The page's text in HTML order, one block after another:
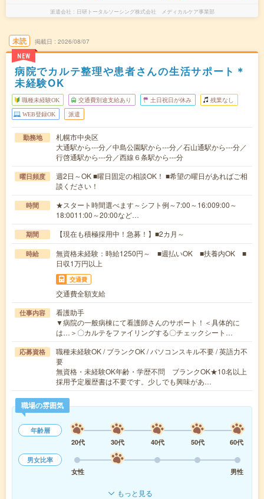
派遣会社 日研トータルソーシング株式会社 メディカルケア事業部
未読
NEW
掲載日 2026/08/07
病院でカルテ整理や患者さんの生活サポート＊
未経験OK
職種未経験OK 交通費別途支給あり 土日祝日が休み 残業なし
WEB登録OK 派遣
勤務地
札幌市中央区
大通駅から---分／中島公園駅から---分／石山通駅から---分／
行啓通駅から---分／西線６条駅から---分
曜日頻度
週2日～OK ■曜日固定の相談OK！ ■希望の曜日があればご相
談ください！
時間
★スタート時間選べます～シフト例～7:00～16:009:00～
18:0011:00～20:00など…
期間 【現在も積極採用中！急募！】■2カ月～
時給
無資格未経験：時給1250円～ ■週払いOK ■扶養内OK ■
日収1万円以上
交通費
交通費全額支給
仕事内容
看護助手
▼病院の一般病棟にて看護師さんのサポート！＜具体的に
は…＞〇カルテをファイリングする〇チェックシート…
応募資格
職種未経験OK / ブランクOK / パソコンスキル不要 / 英語力不
要
無資格・未経験OK年齢・学歴不問 ブランクOK★10名以上
採用予定履歴書は不要です。少しでも興味があ…
職場の雰囲気
年齢層
20代
30代 40代 50代
60代
男女比率
女性
男性
もっと見る